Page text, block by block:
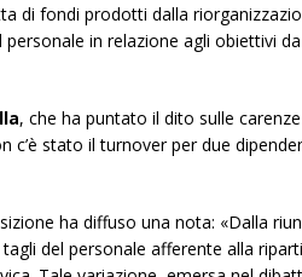
di fondi prodotti dalla
in relazione agli obiettivi
, che ha puntato il dito sulle
c’è stato ilturnoverper due
ha diffuso una nota: «Dalla
del personale afferente alla